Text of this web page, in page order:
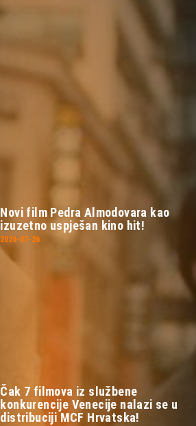
Novi film Pedra Almodovara kao
izuzetno uspješan kino hit!
2026-07-26
Čak 7 filmova iz službene
konkurencije Venecije nalazi se u
distribuciji MCF Hrvatska!